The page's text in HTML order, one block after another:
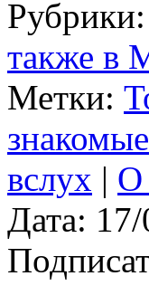
Рубрики:
также в
Метки:
знакомые
вслух | О
Дата: